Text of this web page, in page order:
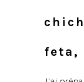
feta,